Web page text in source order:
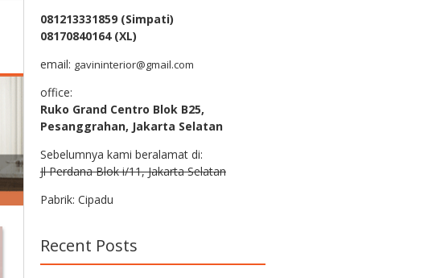
081213331859 (Simpati)
08170840164 (XL)
email: gavininterior@gmail.com
office:
Ruko Grand Centro Blok B25,
Pesanggrahan, Jakarta Selatan
Sebelumnya kami beralamat di:
Jl Perdana Blok i/11, Jakarta Selatan
Pabrik: Cipadu
Recent Posts